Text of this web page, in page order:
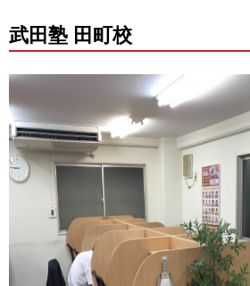
武田塾 田町校